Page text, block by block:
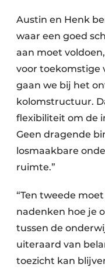
Austin en Henk
waar een goed
aan moet
voor toekomstige
gaan we bij het
kolomstructuur.
flexibiliteit om de
Geen dragende
losmaakbare
ruimte.”
“Ten tweede
nadenken hoe je
tussen de
uiteraard van
toezicht kan